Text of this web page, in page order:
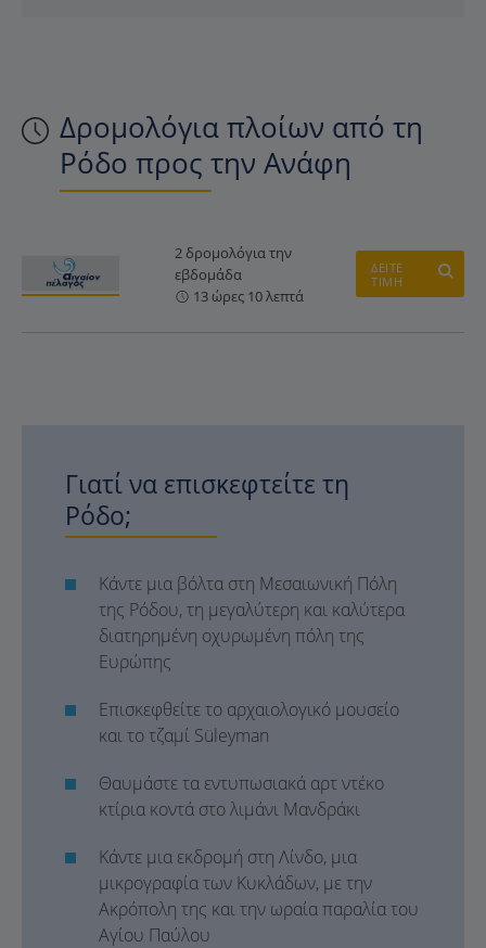
Δρομολόγια πλοίων από τη
Ρόδο προς την Ανάφη
2 δρομολόγια την
εβδομάδα
13 ώρες 10 λεπτά
ΔΕΙΤΕ
ΤΙΜΗ
Γιατί να επισκεφτείτε τη
Ρόδο;
Κάντε μια βόλτα στη Μεσαιωνική Πόλη
της Ρόδου, τη μεγαλύτερη και καλύτερα
διατηρημένη οχυρωμένη πόλη της
Ευρώπης
Επισκεφθείτε το αρχαιολογικό μουσείο
και το τζαμί Süleyman
Θαυμάστε τα εντυπωσιακά αρτ ντέκο
κτίρια κοντά στο λιμάνι Μανδράκι
Κάντε μια εκδρομή στη Λίνδο, μια
μικρογραφία των Κυκλάδων, με την
Ακρόπολη της και την ωραία παραλία του
Αγίου Παύλου